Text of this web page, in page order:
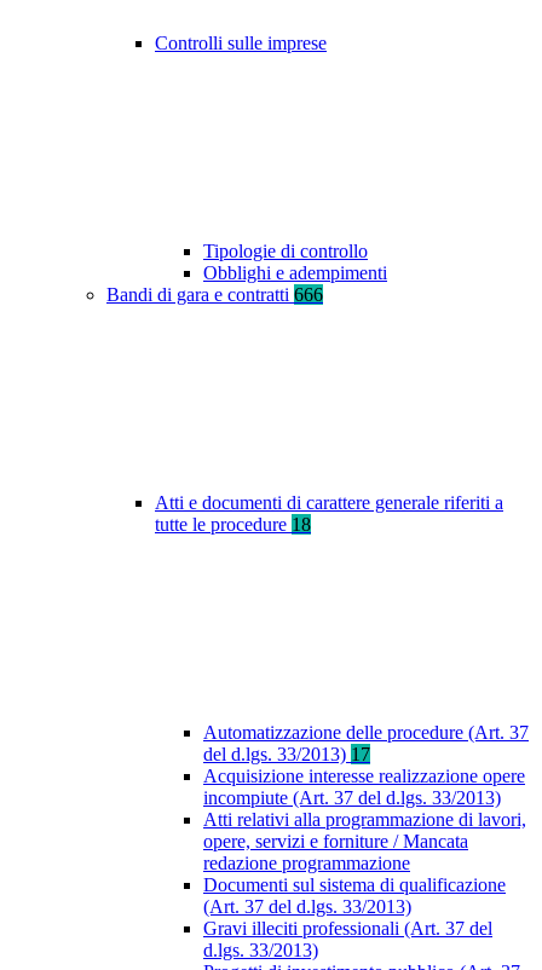
Controlli sulle imprese
Tipologie di controllo
Obblighi e adempimenti
Bandi di gara e contratti 666
Atti e documenti di carattere generale riferiti a
tutte le procedure 18
Automatizzazione delle procedure (Art. 37
del d.lgs. 33/2013) 17
Acquisizione interesse realizzazione opere
incompiute (Art. 37 del d.lgs. 33/2013)
Atti relativi alla programmazione di lavori,
opere, servizi e forniture / Mancata
redazione programmazione
Documenti sul sistema di qualificazione
(Art. 37 del d.lgs. 33/2013)
Gravi illeciti professionali (Art. 37 del
d.lgs. 33/2013)